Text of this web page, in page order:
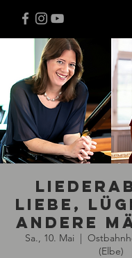
Liebe,
andere
Sa., 10. Mai
  |
(Elbe)